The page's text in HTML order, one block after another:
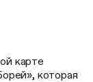
карте
которая